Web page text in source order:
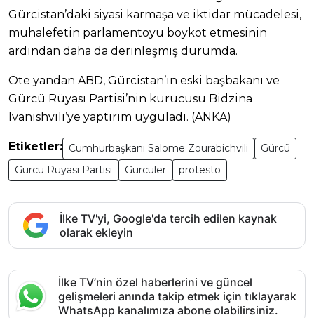
Gürcistan’daki siyasi karmaşa ve iktidar mücadelesi,
muhalefetin parlamentoyu boykot etmesinin
ardından daha da derinleşmiş durumda.
Öte yandan ABD, Gürcistan’ın eski başbakanı ve
Gürcü Rüyası Partisi’nin kurucusu Bidzina
Ivanishvili’ye yaptırım uyguladı. (ANKA)
Etiketler: Cumhurbaşkanı Salome Zourabichvili
Gürcü
Gürcü Rüyası Partisi
Gürcüler protesto
İlke TV'yi, Google'da tercih edilen kaynak
olarak ekleyin
İlke TV’nin özel haberlerini ve güncel
gelişmeleri anında takip etmek için tıklayarak
WhatsApp kanalımıza abone olabilirsiniz.